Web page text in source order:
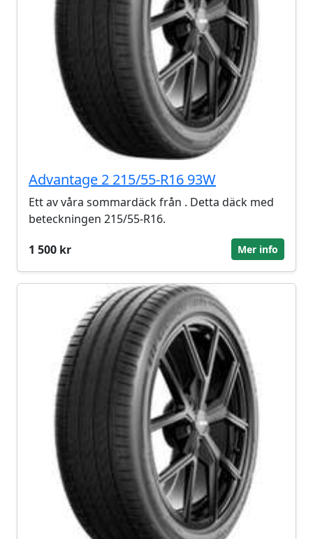
Advantage 2 215/55-R16 93W
Ett av våra sommardäck från . Detta däck med
beteckningen 215/55-R16.
1 500 kr
Mer info